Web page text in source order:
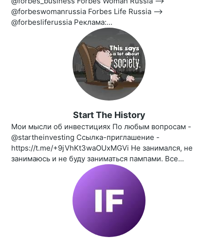
@forbeswomanrussia Forbes Life Russia —>
@forbesliferussia Реклама:...
Start The History
Мои мысли об инвестициях По любым вопросам -
@startheinvesting Ссылка-приглашение -
https://t.me/+9jVhKt3waOUxMGVi Не занимался, не
занимаюсь и не буду заниматься пампами. Все...